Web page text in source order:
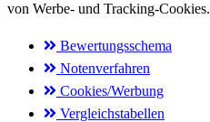
von Werbe- und Tracking-Cookies.
Bewertungsschema
Notenverfahren
Cookies/Werbung
Vergleichstabellen